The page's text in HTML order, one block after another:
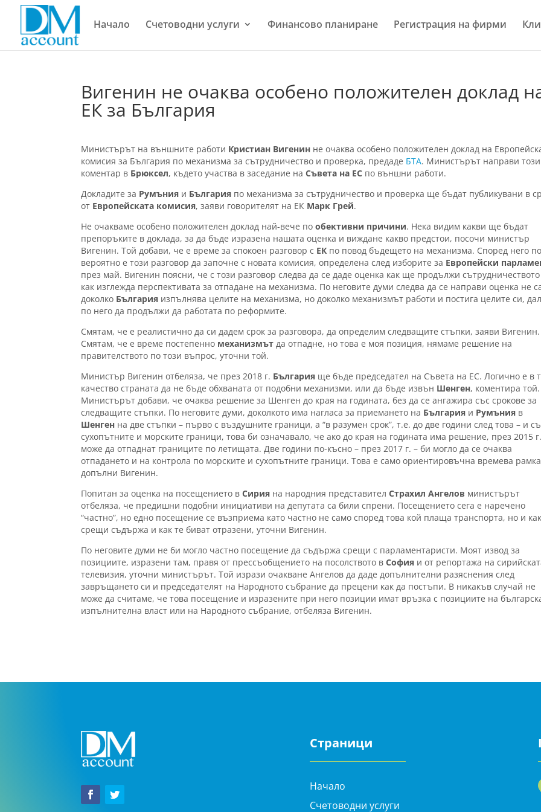
Начало Счетоводни услуги Финансово планиране Регистрация на фирми
Вигенин не очаква особено положителен доклад
ЕК за България
Министърът на външните работи Кристиан Вигенин не очаква особено положителен доклад на
комисия за България по механизма за сътрудничество и проверка, предаде БТА. Министърът направи този
коментар в Брюксел, където участва в заседание наСъвета на ЕС по външни работи.
Докладите за Румъния и България по механизма за сътрудничество и проверка ще бъдат публикувани в
от Европейската комисия, заяви говорителят на ЕК Марк Грей.
Не очакваме особено положителен доклад най-вече пообективни причини. Нека видим какви ще бъдат
препоръките в доклада, за да бъде изразена нашата оценка и виждане какво предстои, посочи министър
Вигенин. Той добави, че е време за спокоен разговор с ЕК по повод бъдещето на механизма. Според него
вероятно е този разговор да започне с новата комисия, определена след изборите за Европейски
през май. Вигенин поясни, че с този разговор следва да се даде оценка как ще продължи
как изглежда перспективата за отпадане на механизма. По неговите думи следва да се направи оценка не
доколко България изпълнява целите на механизма, но доколко механизмът работи и постига целите си,
по него да продължи да работата по реформите.
Смятам, че е реалистично да си дадем срок за разговора, да определим следващите стъпки, заяви Вигенин.
Смятам, че е време постепенно механизмътда отпадне, но това е моя позиция, нямаме решение на
правителството по този въпрос, уточни той.
Министър Вигенин отбеляза, че през 2018 г. България ще бъде председател на Съвета на ЕС. Логично е в
качество страната да не бъде обхваната от подобни механизми, или да бъде извън Шенген, коментира той.
Министърът добави, че очаква решение за Шенген до края на годината, без да се ангажира със срокове за
следващите стъпки. По неговите думи, доколкото има нагласа за приемането на България и Румъния в
Шенген на две стъпки – първо с въздушните граници, а “в разумен срок”, т.е. до две години след това – и
сухопътните и морските граници, това би означавало, че ако до края на годината има решение, през 2015 г.
може да отпаднат границите по летищата. Две години по-късно – през 2017 г. – би могло да се очаква
отпадането и на контрола по морските и сухопътните граници. Това е само ориентировъчна времева
допълни Вигенин.
Попитан за оценка на посещението вСирия на народния представителСтрахил Ангелов министърът
отбеляза, че предишни подобни инициативи на депутата са били спрени. Посещението сега е наречено
“частно”, но едно посещение се възприема като частно не само според това кой плаща транспорта, но и
срещи съдържа и как те биват отразени, уточни Вигенин.
По неговите думи не би могло частно посещение да съдържа срещи с парламентаристи. Моят извод за
позициите, изразени там, правя от прессъобщението на посолството вСофия и от репортажа на
телевизия, уточни министърът. Той изрази очакване Ангелов да даде допълнителни разяснения след
завръщането си и председателят на Народното събрание да прецени как да постъпи. В никакъв случай не
може да считаме, че това посещение и изразените при него позиции имат връзка с позициите на
изпълнителна власт или на Народното събрание, отбеляза Вигенин.
Страници
Начало
Счетоводни услуги